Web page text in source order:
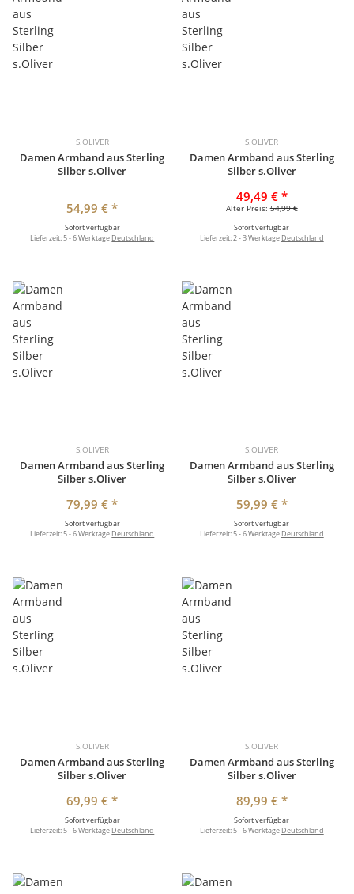
S.OLIVER
Damen Armband aus Sterling
Silber s.Oliver
54,99 €*
Sofort verfügbar
Lieferzeit:5 - 6 Werktage Deutschland
S.OLIVER
Damen Armband aus Sterling
Silber s.Oliver
49,49 € *
Alter Preis:54,99 €
Sofort verfügbar
Lieferzeit:2 - 3 Werktage Deutschland
S.OLIVER
Damen Armband aus Sterling
Silber s.Oliver
79,99 €*
Sofort verfügbar
Lieferzeit:5 - 6 Werktage Deutschland
S.OLIVER
Damen Armband aus Sterling
Silber s.Oliver
59,99 € *
Sofort verfügbar
Lieferzeit:5 - 6 Werktage Deutschland
S.OLIVER
Damen Armband aus Sterling
Silber s.Oliver
69,99 €*
Sofort verfügbar
Lieferzeit:5 - 6 Werktage Deutschland
S.OLIVER
Damen Armband aus Sterling
Silber s.Oliver
89,99 € *
Sofort verfügbar
Lieferzeit:5 - 6 Werktage Deutschland